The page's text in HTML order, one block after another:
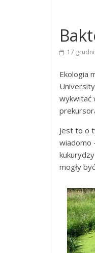
17
Ekologia
wykwitać
Jest to o
wiadomo
mogły